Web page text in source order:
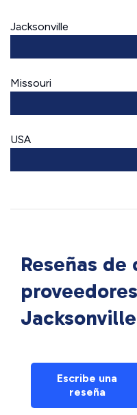
Jacksonville
Missouri
USA
Reseñas
Jacksonville
Escribe una
reseña